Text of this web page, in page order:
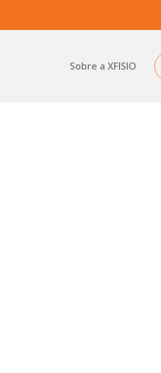
Sobre a XFISIO